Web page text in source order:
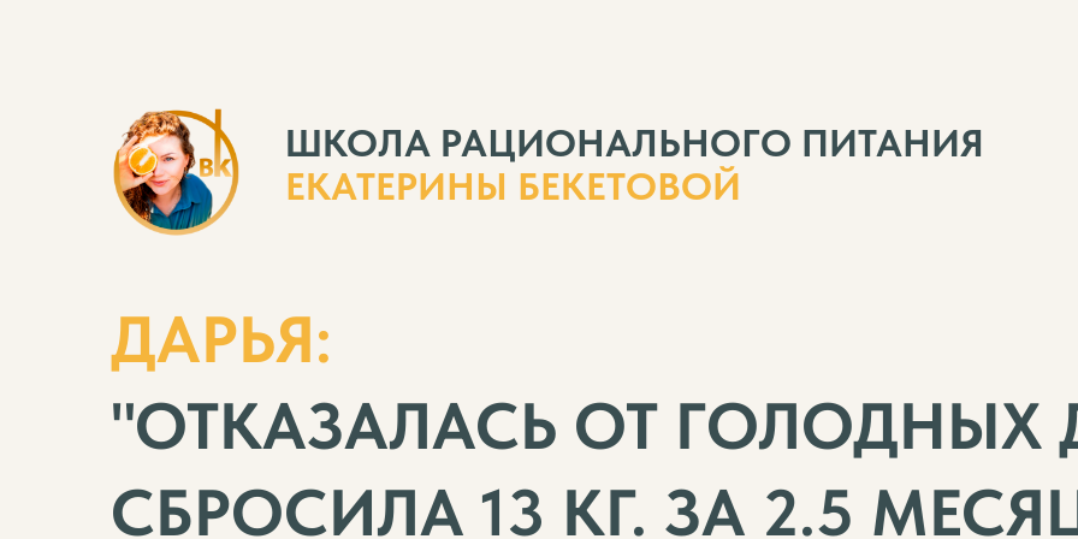
ДАРЬЯ:
"ОТКАЗАЛАСЬ ОТ ГОЛОДНЫХ
СБРОСИЛА 13 КГ. ЗА 2.5
ШКОЛА РАЦИОНАЛЬНОГО ПИТАНИЯ
ЕКАТЕРИНЫ БЕКЕТОВОЙ